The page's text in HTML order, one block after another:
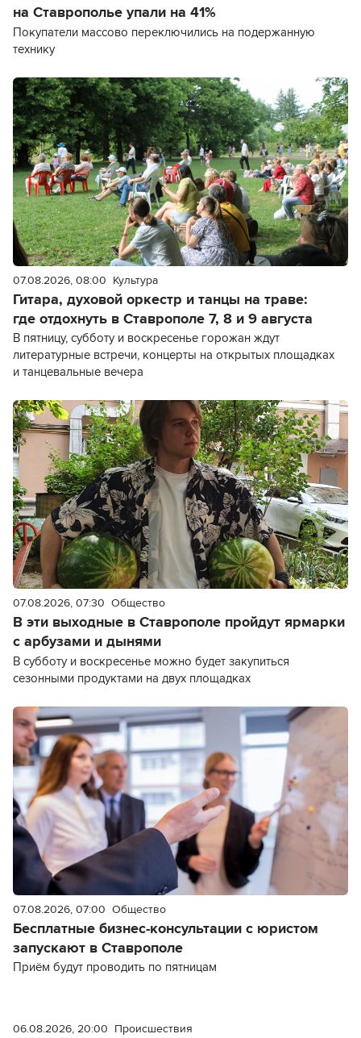
на Ставрополье упали на 41%
Покупатели массово переключились на подержанную
технику
07.08.2026, 08:00 Культура
Гитара, духовой оркестр и танцы на траве:
где отдохнуть в Ставрополе 7, 8 и 9 августа
В пятницу, субботу и воскресенье горожан ждут
литературные встречи, концерты на открытых площадках
и танцевальные вечера
07.08.2026, 07:30 Общество
В эти выходные в Ставрополе пройдут ярмарки
с арбузами и дынями
В субботу и воскресенье можно будет закупиться
сезонными продуктами на двух площадках
07.08.2026, 07:00 Общество
Бесплатные бизнес-консультации с юристом
запускают в Ставрополе
Приём будут проводить по пятницам
06.08.2026, 20:00 Происшествия